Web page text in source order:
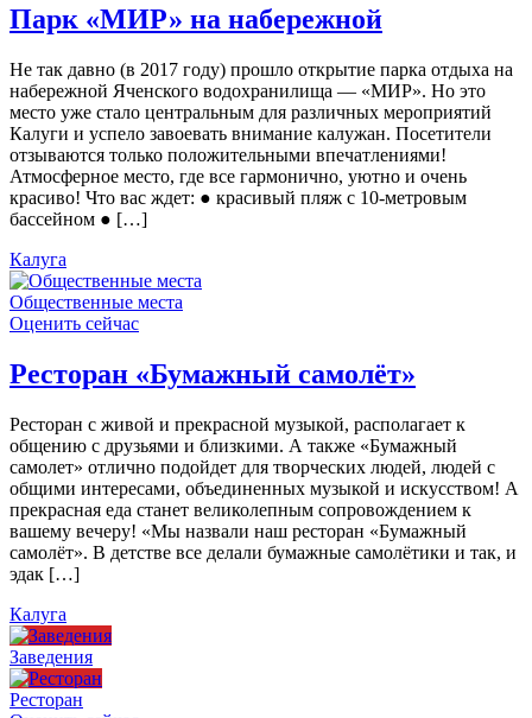
Парк «МИР» на набережной
Не так давно (в 2017 году) прошло открытие парка отдыха на
набережной Яченского водохранилища — «МИР». Но это
место уже стало центральным для различных мероприятий
Калуги и успело завоевать внимание калужан. Посетители
отзываются только положительными впечатлениями!
Атмосферное место, где все гармонично, уютно и очень
красиво! Что вас ждет: ● красивый пляж с 10-метровым
бассейном ● […]
Калуга
Общественные места
Оценить сейчас
Ресторан «Бумажный самолёт»
Ресторан с живой и прекрасной музыкой, располагает к
общению с друзьями и близкими. А также «Бумажный
самолет» отлично подойдет для творческих людей, людей с
общими интересами, объединенных музыкой и искусством! А
прекрасная еда станет великолепным сопровождением к
вашему вечеру! «Мы назвали наш ресторан «Бумажный
самолёт». В детстве все делали бумажные самолётики и так, и
эдак […]
Калуга
Заведения
Ресторан